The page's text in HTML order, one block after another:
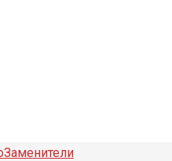
Заменители